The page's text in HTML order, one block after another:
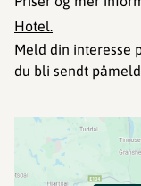
Hotel.
Meld din interesse
du bli sendt